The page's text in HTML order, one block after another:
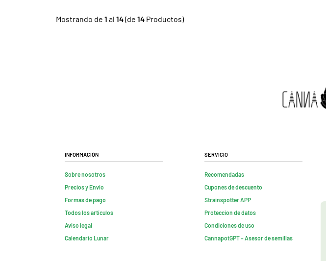
Mostrando de 1 al 14(de 14 Productos)
Información
Sobre nosotros
Precios y Envio
Formas de pago
Todos los artículos
Aviso legal
Calendario Lunar
Servicio
Recomendadas
Cupones de descuento
Strainspotter APP
Proteccion de datos
Condiciones de uso
CannapotGPT – Asesor de semillas